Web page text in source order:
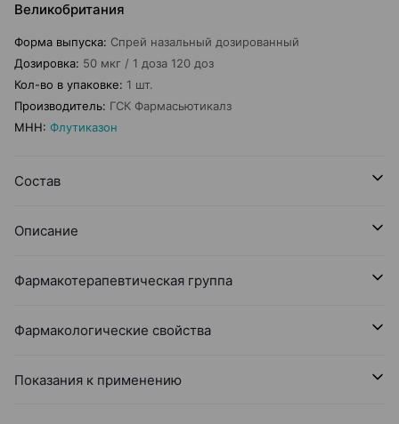
Великобритания
Форма выпуска: Спрей назальный дозированный
Дозировка: 50 мкг / 1 доза 120 доз
Кол-во в упаковке: 1 шт.
Производитель: ГСК Фармасьютикалз
МНН: Флутиказон
Состав
Описание
Фармакотерапевтическая группа
Фармакологические свойства
Показания к применению